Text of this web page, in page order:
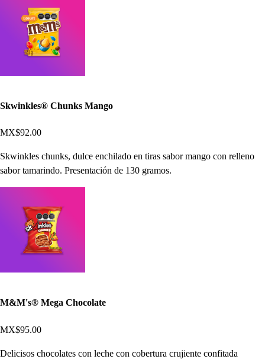
Skwinkles® Chunks Mango
MX$92.00
Skwinkles chunks, dulce enchilado en tiras sabor mango con relleno
sabor tamarindo. Presentación de 130 gramos.
M&M's® Mega Chocolate
MX$95.00
Delicisos chocolates con leche con cobertura crujiente confitada